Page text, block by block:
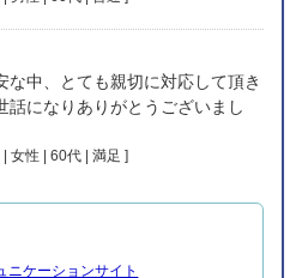
中、とても親切に対応して頂き
話になりありがとうございまし
女性 | 60代 | 満足 ]
ニケーションサイト